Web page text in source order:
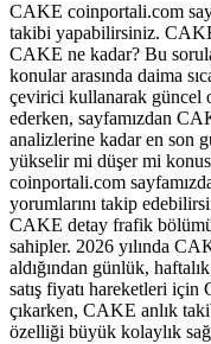
CAKE coinportali.com
takibi yapabilirsiniz.
CAKE ne kadar? Bu
konular arasında daima
çevirici kullanarak güncel
ederken, sayfamızdan
analizlerine kadar en son
yükselir mi düşer mi
coinportali.com
yorumlarını takip
CAKE detay frafik
sahipler. 2026 yılında
aldığından günlük,
satış fiyatı hareketleri
çıkarken, CAKE anlık
özelliği büyük kolaylık